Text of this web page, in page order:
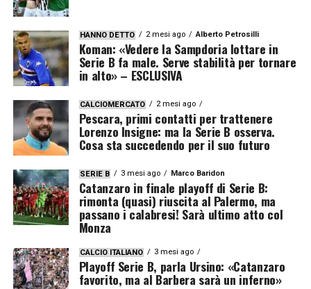
HANNO DETTO 2 mesi ago Alberto Petrosilli
Koman: «Vedere la Sampdoria lottare in
Serie B fa male. Serve stabilità per tornare
in alto» – ESCLUSIVA
CALCIOMERCATO 2 mesi ago
Pescara, primi contatti per trattenere
Lorenzo Insigne: ma la Serie B osserva.
Cosa sta succedendo per il suo futuro
SERIE B 3 mesi ago Marco Baridon
Catanzaro in finale playoff di Serie B:
rimonta (quasi) riuscita al Palermo, ma
passano i calabresi! Sarà ultimo atto col
Monza
CALCIO ITALIANO 3 mesi ago
Playoff Serie B, parla Ursino: «Catanzaro
favorito, ma al Barbera sarà un inferno»